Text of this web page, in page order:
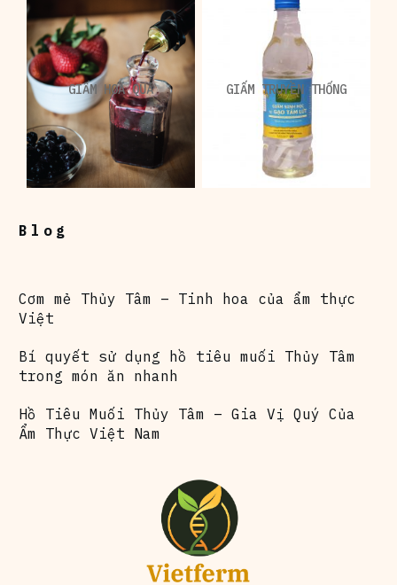
GIẤM HOA QUẢ GIẤM TRUYỀN THỐNG
Blog
Cơm mẻ Thủy Tâm – Tinh hoa của ẩm thực
Việt
Bí quyết sử dụng hồ tiêu muối Thủy Tâm
trong món ăn nhanh
Hồ Tiêu Muối Thủy Tâm – Gia Vị Quý Của
Ẩm Thực Việt Nam